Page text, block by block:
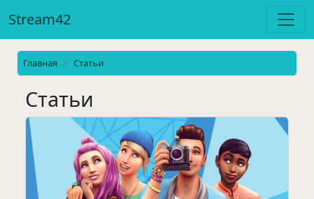
Stream42
Главная Статьи
Статьи